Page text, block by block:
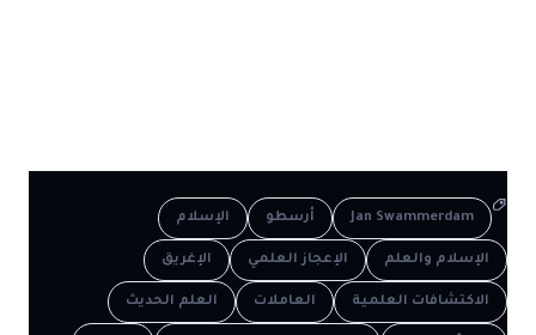
Jan Swammerdam أرسطو الإسلام
الإسلام والعلم الإعجاز العلمي الإغريق
الاكتشافات العلمية العاملات العلم الحديث